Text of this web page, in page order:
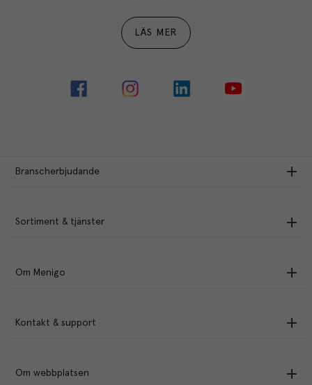
LÄS MER
Branscherbjudande
Sortiment & tjänster
Om Menigo
Kontakt & support
Om webbplatsen